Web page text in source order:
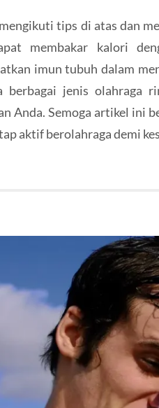
tips di atas dan
membakar kalori
imun tubuh dalam
berbagai jenis olahraga
Anda. Semoga artikel ini
aktif berolahraga demi